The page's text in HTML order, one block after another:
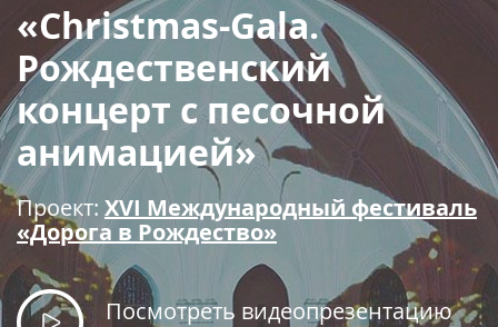
Правила покупки билетов
«Christmas-Gala.
Рождественский
концерт с песочной
анимацией»
Проект: XVI Международный фестиваль
«Дорога в Рождество»
Посмотреть видеопрезентацию